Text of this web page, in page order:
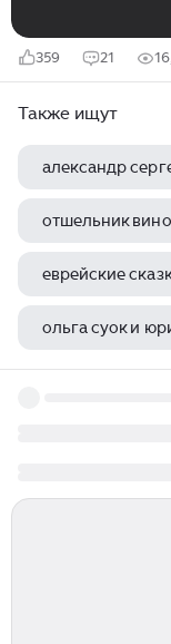
359 21
Также ищут
александр
отшельник
еврейские
ольга суок и